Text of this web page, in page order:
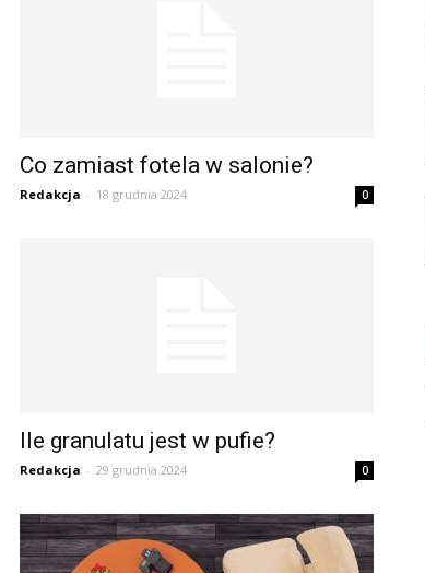
Co zamiast fotela w salonie?
Redakcja - 18 grudnia 2024 0
Ile granulatu jest w pufie?
Redakcja - 29 grudnia 2024 0